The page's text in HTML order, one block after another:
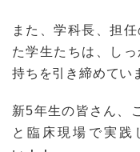
また、学科長、担
た学生たちは、し
持ちを引き締めてい
新5年生の皆さん、
と臨床現場で実践